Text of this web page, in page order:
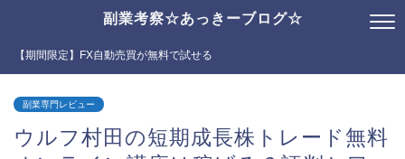
副業考察☆あっきーブログ☆
【期間限定】FX自動売買が無料で試せる
副業専門レビュー
ウルフ村田の短期成長株トレード無料